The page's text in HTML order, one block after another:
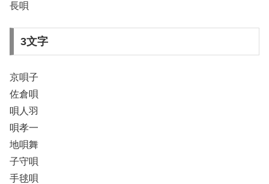
長唄
3文字
京唄子
佐倉唄
唄人羽
唄孝一
地唄舞
子守唄
手毬唄